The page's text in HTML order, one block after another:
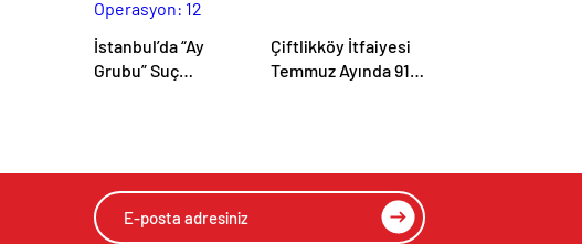
İstanbul’da “Ay
Grubu” Suç
Çiftlikköy İtfaiyesi
Temmuz Ayında 91